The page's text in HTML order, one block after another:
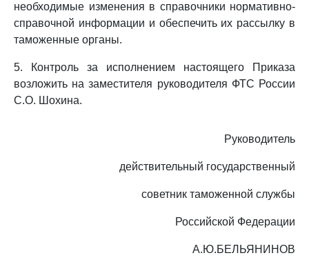
необходимые изменения в справочники нормативно-
справочной информации и обеспечить их рассылку в
таможенные органы.
5. Контроль за исполнением настоящего Приказа
возложить на заместителя руководителя ФТС России
С.О. Шохина.
Руководитель
действительный государственный
советник таможенной службы
Российской Федерации
А.Ю.БЕЛЬЯНИНОВ